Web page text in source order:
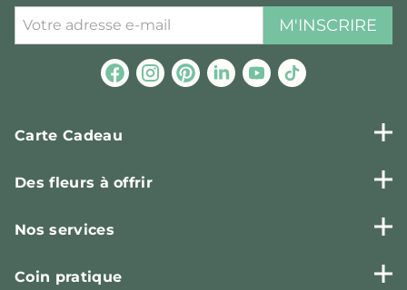
M'INSCRIRE
Carte Cadeau
Des fleurs à offrir
Nos services
Coin pratique